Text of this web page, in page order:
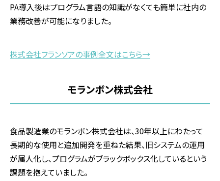
PA導入後はプログラム言語の知識がなくても簡単に社内の
業務改善が可能になりました。
株式会社フランソアの事例全文はこちら→
モランボン株式会社
食品製造業のモランボン株式会社は、30年以上にわたって
長期的な使用と追加開発を重ねた結果、旧システムの運用
が属人化し、プログラムがブラックボックス化しているという
課題を抱えていました。